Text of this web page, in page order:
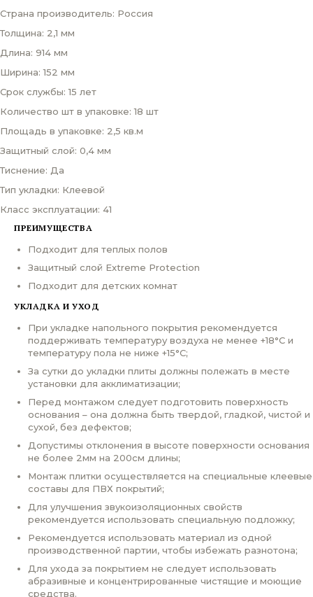
Страна производитель: Россия
Толщина: 2,1 мм
Длина: 914 мм
Ширина: 152 мм
Срок службы: 15 лет
Количество шт в упаковке: 18 шт
Площадь в упаковке: 2,5 кв.м
Защитный слой: 0,4 мм
Тиснение: Да
Тип укладки: Клеевой
Класс эксплуатации: 41
ПРЕИМУЩЕСТВА
Подходит для теплых полов
Защитный слой Extreme Protection
Подходит для детских комнат
УКЛАДКА И УХОД
При укладке напольного покрытия рекомендуется
поддерживать температуру воздуха не менее +18°С и
температуру пола не ниже +15°С;
За сутки до укладки плиты должны полежать в месте
установки для акклиматизации;
Перед монтажом следует подготовить поверхность
основания – она должна быть твердой, гладкой, чистой и
сухой, без дефектов;
Допустимы отклонения в высоте поверхности основания
не более 2мм на 200см длины;
Монтаж плитки осуществляется на специальные клеевые
составы для ПВХ покрытий;
Для улучшения звукоизоляционных свойств
рекомендуется использовать специальную подложку;
Рекомендуется использовать материал из одной
производственной партии, чтобы избежать разнотона;
Для ухода за покрытием не следует использовать
абразивные и концентрированные чистящие и моющие
средства.